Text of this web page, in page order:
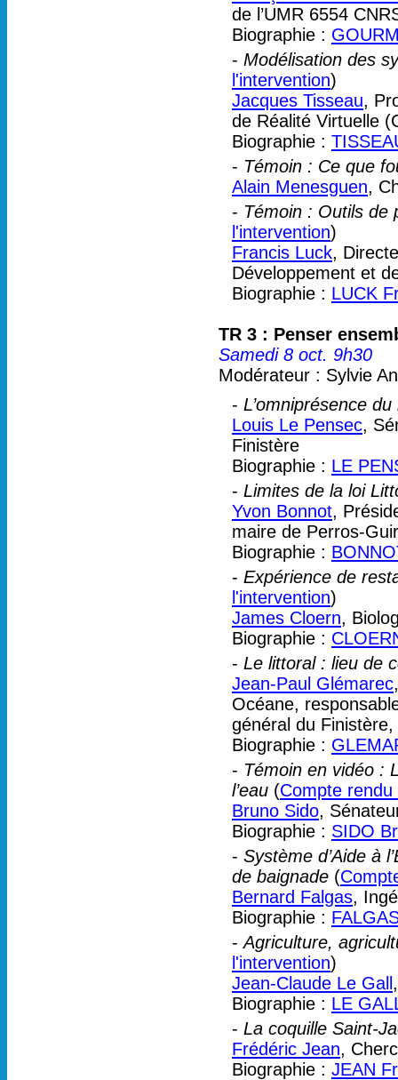
de l’UMR 6554
Biographie :
- Modélisation des
l'intervention)
Jacques Tisseau,
de Réalité Virtuelle
Biographie :
- Témoin : Ce que
Alain Menesguen,
- Témoin : Outils de
l'intervention)
Francis Luck,
Développement et
Biographie : LUCK
TR 3 : Penser
Samedi 8 oct. 9h30
Modérateur : Sylvie
- L’omniprésence
Louis Le Pensec,
Finistère
Biographie : LE
- Limites de la loi
Yvon Bonnot,
maire de Perros-
Biographie :
- Expérience de
l'intervention)
James Cloern,
Biographie :
- Le littoral : lieu de
Jean-Paul Glémarec
Océane,
général du
Biographie :
- Témoin en vidéo :
l’eau (Compte
Bruno Sido,
Biographie : SIDO
- Système d’Aide à
de baignade (
Bernard Falgas,
Biographie :
-Agriculture,
l'intervention)
Jean-Claude Le Gall
Biographie : LE
- La coquille Saint-
Frédéric Jean,
Biographie : JEAN